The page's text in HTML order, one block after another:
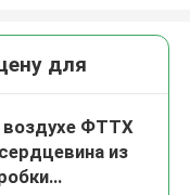
для
ФТТХ
из